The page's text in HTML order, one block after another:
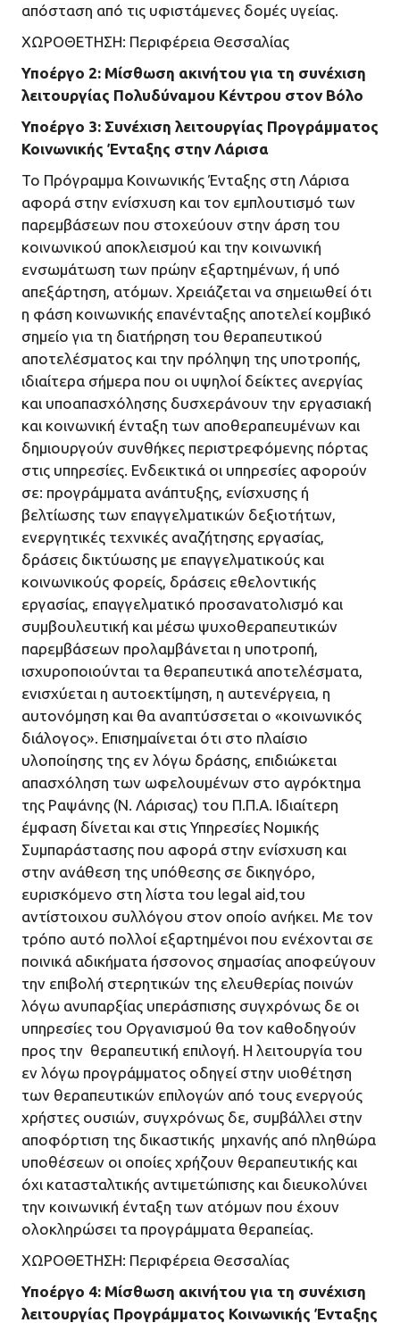
απόσταση από τις υφιστάμενες δομές υγείας.
ΧΩΡΟΘΕΤΗΣΗ: Περιφέρεια Θεσσαλίας
Υποέργο 2: Μίσθωση ακινήτου για τη συνέχιση
λειτουργίας Πολυδύναμου Κέντρου στον Βόλο
Υποέργο 3: Συνέχιση λειτουργίας Προγράμματος
Κοινωνικής Ένταξης στην Λάρισα
Το Πρόγραμμα Κοινωνικής Ένταξης στη Λάρισα
αφορά στην ενίσχυση και τον εμπλουτισμό των
παρεμβάσεων που στοχεύουν στην άρση του
κοινωνικού αποκλεισμού και την κοινωνική
ενσωμάτωση των πρώην εξαρτημένων, ή υπό
απεξάρτηση, ατόμων. Χρειάζεται να σημειωθεί ότι
η φάση κοινωνικής επανένταξης αποτελεί κομβικό
σημείο για τη διατήρηση του θεραπευτικού
αποτελέσματος και την πρόληψη της υποτροπής,
ιδιαίτερα σήμερα που οι υψηλοί δείκτες ανεργίας
και υποαπασχόλησης δυσχεράνουν την εργασιακή
και κοινωνική ένταξη των αποθεραπευμένων και
δημιουργούν συνθήκες περιστρεφόμενης πόρτας
στις υπηρεσίες. Ενδεικτικά οι υπηρεσίες αφορούν
σε: προγράμματα ανάπτυξης, ενίσχυσης ή
βελτίωσης των επαγγελματικών δεξιοτήτων,
ενεργητικές τεχνικές αναζήτησης εργασίας,
δράσεις δικτύωσης με επαγγελματικούς και
κοινωνικούς φορείς, δράσεις εθελοντικής
εργασίας, επαγγελματικό προσανατολισμό και
συμβουλευτική και μέσω ψυχοθεραπευτικών
παρεμβάσεων προλαμβάνεται η υποτροπή,
ισχυροποιούνται τα θεραπευτικά αποτελέσματα,
ενισχύεται η αυτοεκτίμηση, η αυτενέργεια, η
αυτονόμηση και θα αναπτύσσεται ο «κοινωνικός
διάλογος». Επισημαίνεται ότι στο πλαίσιο
υλοποίησης της εν λόγω δράσης, επιδιώκεται
απασχόληση των ωφελουμένων στο αγρόκτημα
της Ραψάνης (Ν. Λάρισας) του Π.Π.Α. Ιδιαίτερη
έμφαση δίνεται και στις Υπηρεσίες Νομικής
Συμπαράστασης που αφορά στην ενίσχυση και
στην ανάθεση της υπόθεσης σε δικηγόρο,
ευρισκόμενο στη λίστα του legal aid,του
αντίστοιχου συλλόγου στον οποίο ανήκει. Με τον
τρόπο αυτό πολλοί εξαρτημένοι που ενέχονται σε
ποινικά αδικήματα ήσσονος σημασίας αποφεύγουν
την επιβολή στερητικών της ελευθερίας ποινών
λόγω ανυπαρξίας υπεράσπισης συγχρόνως δε οι
υπηρεσίες του Οργανισμού θα τον καθοδηγούν
προς την θεραπευτική επιλογή. Η λειτουργία του
εν λόγω προγράμματος οδηγεί στην υιοθέτηση
των θεραπευτικών επιλογών από τους ενεργούς
χρήστες ουσιών, συγχρόνως δε, συμβάλλει στην
αποφόρτιση της δικαστικής μηχανής από πληθώρα
υποθέσεων οι οποίες χρήζουν θεραπευτικής και
όχι κατασταλτικής αντιμετώπισης και διευκολύνει
την κοινωνική ένταξη των ατόμων που έχουν
ολοκληρώσει τα προγράμματα θεραπείας.
ΧΩΡΟΘΕΤΗΣΗ: Περιφέρεια Θεσσαλίας
Υποέργο 4: Μίσθωση ακινήτου για τη συνέχιση
λειτουργίας Προγράμματος Κοινωνικής Ένταξης